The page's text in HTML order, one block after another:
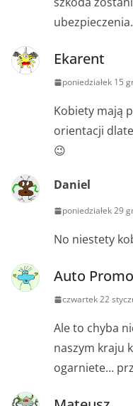
ubezpieczenia.
Ekarent
poniedziałek 15
Kobiety mają
orientacji
😉
Daniel
poniedziałek 29
No niestety
Auto Promo
czwartek 22
Ale to chyba
naszym kraju
ogarniete…